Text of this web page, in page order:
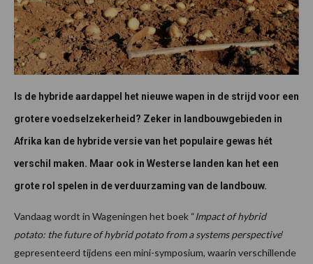
Is de hybride aardappel het nieuwe wapen in de strijd voor een
grotere voedselzekerheid? Zeker in landbouwgebieden in
Afrika kan de hybride versie van het populaire gewas hét
verschil maken. Maar ook in Westerse landen kan het een
grote rol spelen in de verduurzaming van de landbouw.
Vandaag wordt in Wageningen het boek “Impact of hybrid
potato: the future of hybrid potato from a systems perspective’
gepresenteerd tijdens een mini-symposium, waarin verschillende